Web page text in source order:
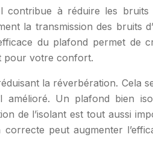
contribue à réduire les bruits
la transmission des bruits
du plafond permet de
pour votre confort.
la réverbération. Cela
Un plafond bien
de l’isolant est tout aussi
peut augmenter